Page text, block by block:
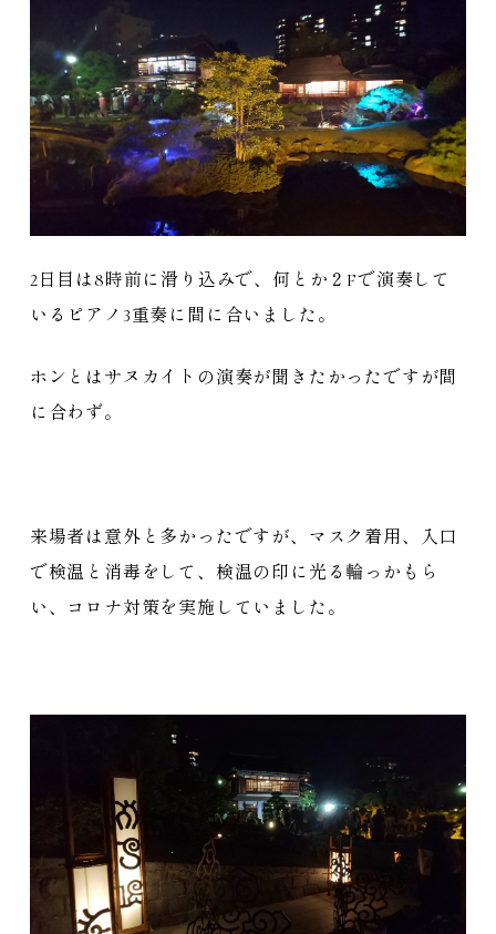
2日目は8時前に滑り込みで、何とか２Fで演奏して
いるピアノ3重奏に間に合いました。
ホンとはサヌカイトの演奏が聞きたかったですが間
に合わず。
来場者は意外と多かったですが、マスク着用、入口
で検温と消毒をして、検温の印に光る輪っかもら
い、コロナ対策を実施していました。